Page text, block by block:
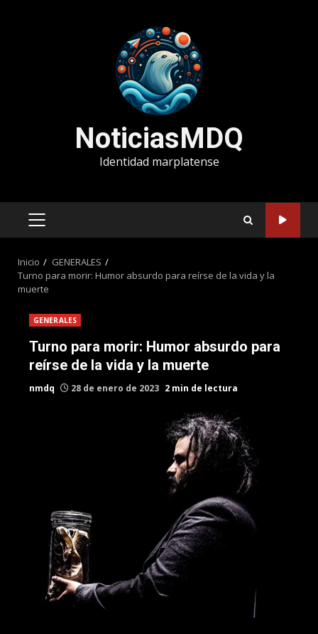
NoticiasMDQ
Identidad marplatense
MENÚ
Inicio
GENERALES
Turno para morir: Humor absurdo para reírse de la vida y la
muerte
GENERALES
Turno para morir: Humor absurdo para
reírse de la vida y la muerte
nmdq 28 de enero de 2023 2 min de lectura